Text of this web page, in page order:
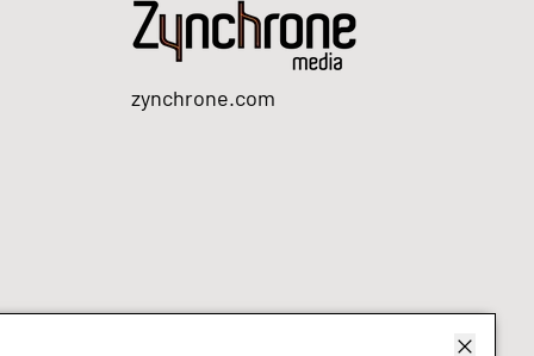
zynchrone.com